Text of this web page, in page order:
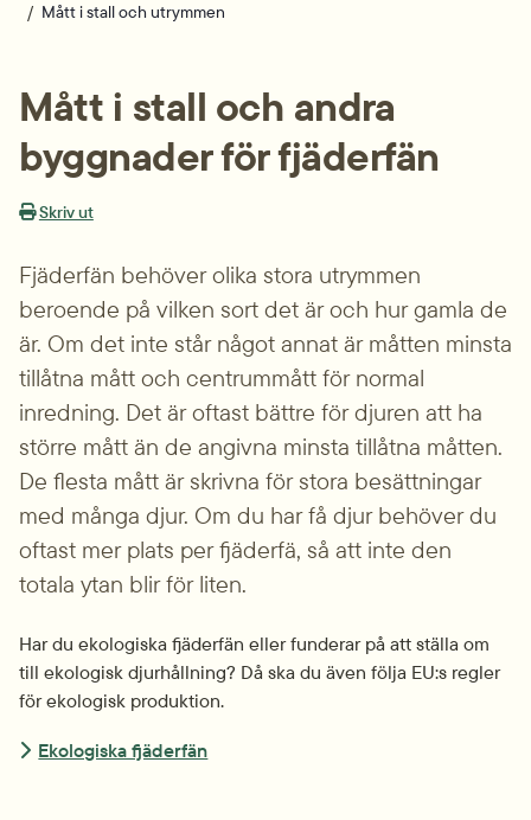
Mått i stall och utrymmen
Mått i stall och andra
byggnader för fjäderfän
Skriv ut
Fjäderfän behöver olika stora utrymmen
beroende på vilken sort det är och hur gamla de
är. Om det inte står något annat är måtten minsta
tillåtna mått och centrummått för normal
inredning. Det är oftast bättre för djuren att ha
större mått än de angivna minsta tillåtna måtten.
De flesta mått är skrivna för stora besättningar
med många djur. Om du har få djur behöver du
oftast mer plats per fjäderfä, så att inte den
totala ytan blir för liten.
Har du ekologiska fjäderfän eller funderar på att ställa om
till ekologisk djurhållning? Då ska du även följa EU:s regler
för ekologisk produktion.
Ekologiska fjäderfän